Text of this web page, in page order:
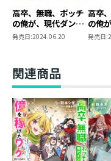
生まれついてのコワ
幸に愛された男・大
リ内の死＝現実の死
ダンジョンでなぜか
から救出した少女・
と、ユーザーの間で
ョンで一発逆転！ 悪
幕！
高卒、無職、ボッチ
の俺が、現代ダンジ
ョンで億を稼げたワ
ケ～会社が倒産して
ジョンに潜って稼い
でいこうと思います
～
発売日:2024.06.20
高卒
の俺
ョン
ケ 原
発売日:
関連商品